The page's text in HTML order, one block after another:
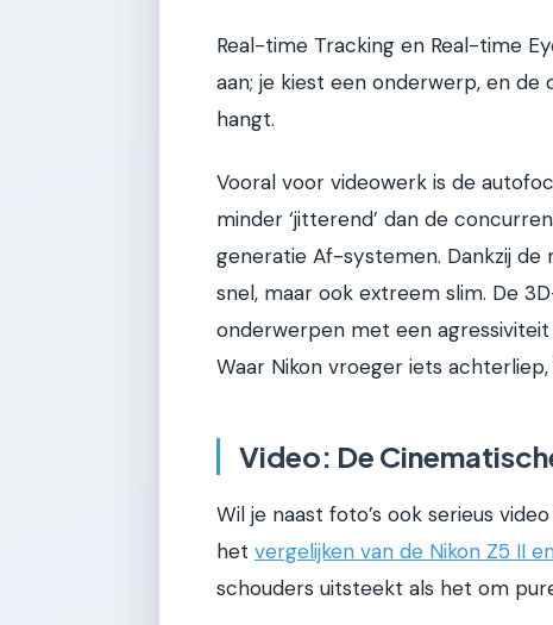
Real-time Tracking en Real-time
aan; je kiest een onderwerp, en
hangt.
Vooral voor videowerk is de
minder ‘jitterend’ dan de
generatie Af-systemen. Dankzij de
snel, maar ook extreem slim. De
onderwerpen met een
Waar Nikon vroeger iets
Video: De
Wil je naast foto’s ook serieus
het vergelijken van de Nikon Z5 II
schouders uitsteekt als het om